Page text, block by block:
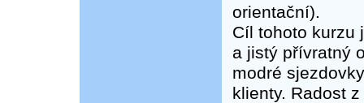
orientační).
Cíl tohoto kurzu
a jistý přívratný
modré
klienty. Radost